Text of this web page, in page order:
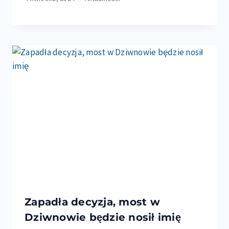
Zapadła decyzja, most w
Dziwnowie będzie nosił imię